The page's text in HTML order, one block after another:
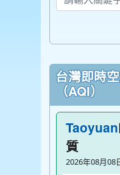
台灣即時
（AQI）
Taoyuan
質
2026年08月08